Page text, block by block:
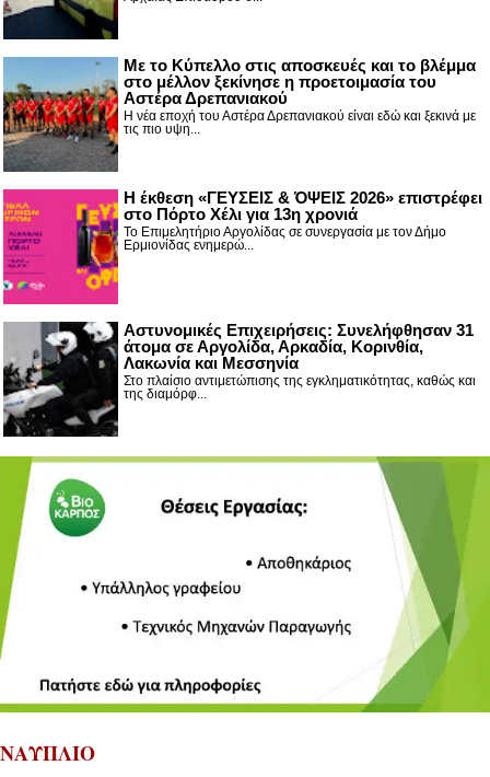
Με το Κύπελλο στις αποσκευές και το βλέμμα
στο μέλλον ξεκίνησε η προετοιμασία του
Αστέρα Δρεπανιακού
Η νέα εποχή του Αστέρα Δρεπανιακού είναι εδώ και ξεκινά με
τις πιο υψη...
Η έκθεση «ΓΕΥΣΕΙΣ & ΌΨΕΙΣ 2026» επιστρέφει
στο Πόρτο Χέλι για 13η χρονιά
Το Επιμελητήριο Αργολίδας σε συνεργασία με τον Δήμο
Ερμιονίδας ενημερώ...
Αστυνομικές Επιχειρήσεις: Συνελήφθησαν 31
άτομα σε Αργολίδα, Αρκαδία, Κορινθία,
Λακωνία και Μεσσηνία
Στο πλαίσιο αντιμετώπισης της εγκληματικότητας, καθώς και
της διαμόρφ...
ΝΑΥΠΛΙΟ